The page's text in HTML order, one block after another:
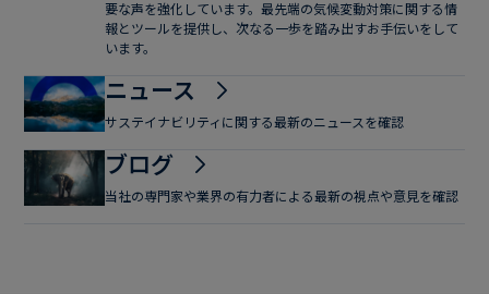
要な声を強化しています。最先端の気候変動対策に関する情
報とツールを提供し、次なる一歩を踏み出すお手伝いをして
います。
ニュース
サステイナビリティに関する最新のニュースを確認
ブログ
当社の専門家や業界の有力者による最新の視点や意見を確認